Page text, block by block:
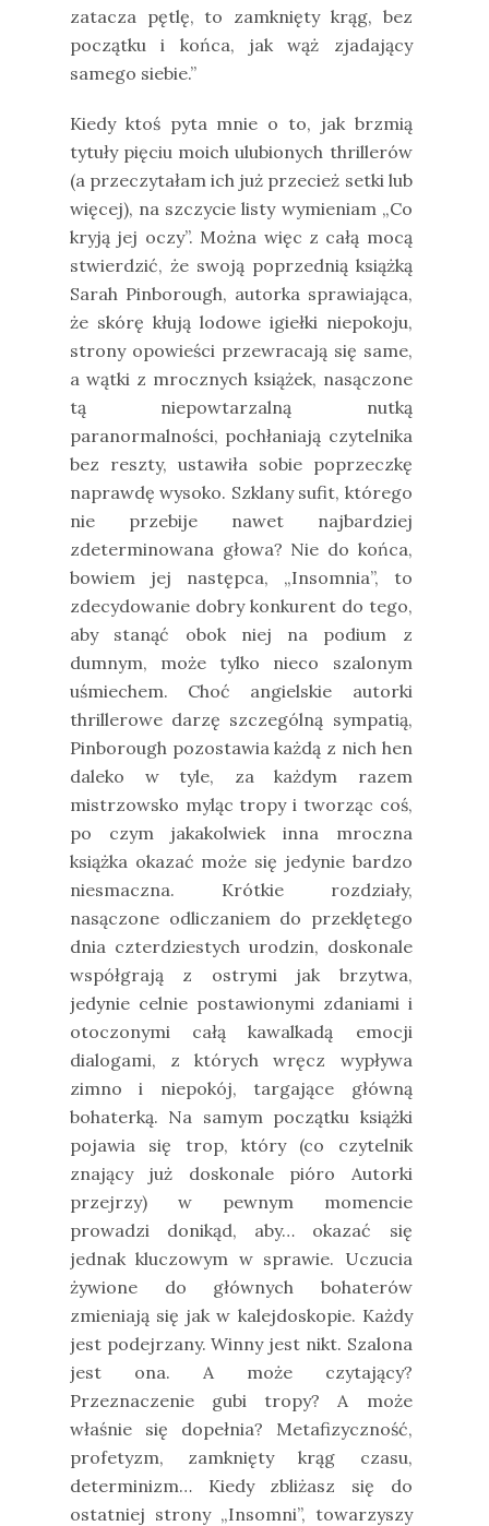
zatacza pętlę, to zamknięty krąg, bez
początku i końca, jak wąż zjadający
samego siebie.”
Kiedy ktoś pyta mnie o to, jak brzmią
tytuły pięciu moich ulubionych thrillerów
(a przeczytałam ich już przecież setki lub
więcej), na szczycie listy wymieniam „Co
kryją jej oczy”. Można więc z całą mocą
stwierdzić, że swoją poprzednią książką
Sarah Pinborough, autorka sprawiająca,
że skórę kłują lodowe igiełki niepokoju,
strony opowieści przewracają się same,
a wątki z mrocznych książek, nasączone
tą niepowtarzalną nutką
paranormalności, pochłaniają czytelnika
bez reszty, ustawiła sobie poprzeczkę
naprawdę wysoko. Szklany sufit, którego
nie przebije nawet najbardziej
zdeterminowana głowa? Nie do końca,
bowiem jej następca, „Insomnia”, to
zdecydowanie dobry konkurent do tego,
aby stanąć obok niej na podium z
dumnym, może tylko nieco szalonym
uśmiechem. Choć angielskie autorki
thrillerowe darzę szczególną sympatią,
Pinborough pozostawia każdą z nich hen
daleko w tyle, za każdym razem
mistrzowsko myląc tropy i tworząc coś,
po czym jakakolwiek inna mroczna
książka okazać może się jedynie bardzo
niesmaczna. Krótkie rozdziały,
nasączone odliczaniem do przeklętego
dnia czterdziestych urodzin, doskonale
współgrają z ostrymi jak brzytwa,
jedynie celnie postawionymi zdaniami i
otoczonymi całą kawalkadą emocji
dialogami, z których wręcz wypływa
zimno i niepokój, targające główną
bohaterką. Na samym początku książki
pojawia się trop, który (co czytelnik
znający już doskonale pióro Autorki
przejrzy) w pewnym momencie
prowadzi donikąd, aby… okazać się
jednak kluczowym w sprawie. Uczucia
żywione do głównych bohaterów
zmieniają się jak w kalejdoskopie. Każdy
jest podejrzany. Winny jest nikt. Szalona
jest ona. A może czytający?
Przeznaczenie gubi tropy? A może
właśnie się dopełnia? Metafizyczność,
profetyzm, zamknięty krąg czasu,
determinizm… Kiedy zbliżasz się do
ostatniej strony „Insomni”, towarzyszy